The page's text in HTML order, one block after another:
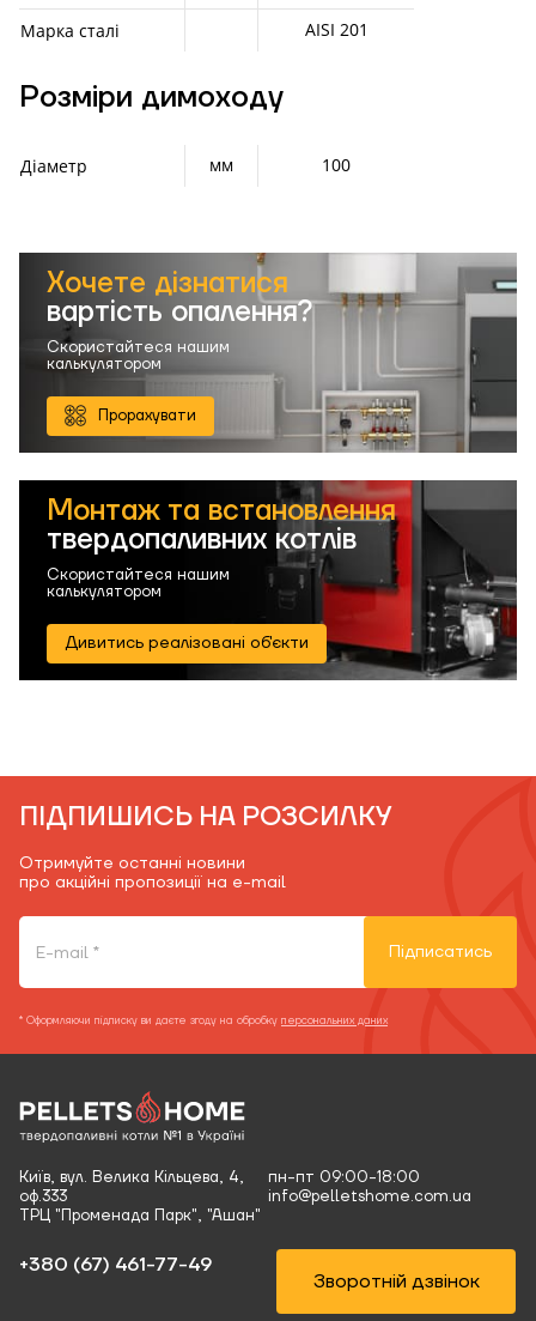
Марка сталі
AISI 201
Розміри димоходу
Діаметр мм 100
Хочете дізнатися
вартість опалення?
Скористайтеся нашим
калькулятором
Прорахувати
Монтаж та встановлення
твердопаливних котлів
Скористайтеся нашим
калькулятором
Дивитись реалізовані об'єкти
ПІДПИШИСЬ НА РОЗСИЛКУ
Отримуйте останні новини
про акційні пропозиції на e-mail
Підписатись
* Оформляючи підписку ви даєте згоду на обробку персональних даних
Київ, вул. Велика Кільцева, 4,
оф.333
ТРЦ "Променада Парк", "Ашан"
пн-пт 09:00-18:00
info@pelletshome.com.ua
+380 (67) 461-77-49‬
Зворотній дзвінок